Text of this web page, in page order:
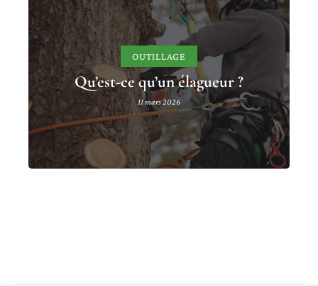
OUTILLAGE
Qu’est-ce qu’un élagueur ?
11 mars 2026